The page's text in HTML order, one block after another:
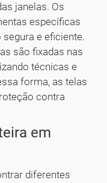
janelas. Os
específicas
e eficiente.
são fixadas nas
técnicas e
forma, as telas
contra
em
diferentes